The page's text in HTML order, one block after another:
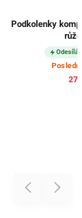
Podkolenky
Previous Next